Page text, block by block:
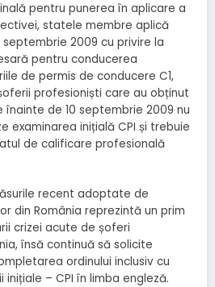
pentru punerea în aplicare a
statele membre aplică
2009 cu privire la
pentru conducerea
de permis de conducere C1,
șoferii profesioniști care au obținut
înainte de 10 septembrie 2009 nu
examinarea inițială CPI și trebuie
de calificare profesională
recent adoptate de
din România reprezintă un prim
crizei acute de șoferi
însă continuă să solicite
ordinului inclusiv cu
– CPI în limba engleză.